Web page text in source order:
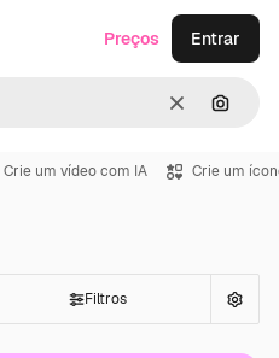
Limpar
Preços Entrar
Crie um vídeo com IA Crie um
Filtros